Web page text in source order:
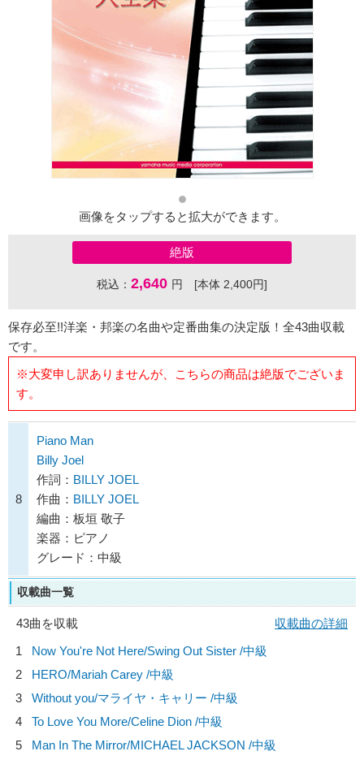
画像をタップすると拡大ができます。
絶版
税込： 2,640 円 [本体 2,400円]
保存必至!!洋楽・邦楽の名曲や定番曲集の決定版！全43曲収載
です。
※大変申し訳ありませんが、こちらの商品は絶版でございま
す。
8
Piano Man
Billy Joel
作詞： BILLY JOEL
作曲： BILLY JOEL
編曲：板垣 敬子
楽器：ピアノ
グレード：中級
収載曲一覧
43曲を収載
収載曲の詳細
1
Now You're Not Here/Swing Out Sister /中級
2
HERO/Mariah Carey /中級
3
Without you/マライヤ・キャリー /中級
4
To Love You More/Celine Dion /中級
5
Man In The Mirror/MICHAEL JACKSON /中級